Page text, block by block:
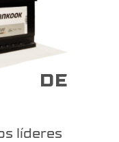
DE
líderes